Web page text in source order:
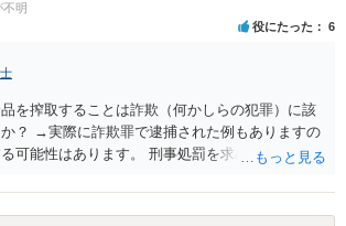
不明
役にたった 6
を搾取することは詐欺（何かしらの犯罪）に該
？ →実際に詐欺罪で逮捕された例もありますの
可能性はあります。 刑事処罰を求めたいという